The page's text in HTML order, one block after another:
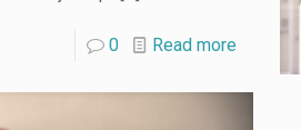
0 Read more